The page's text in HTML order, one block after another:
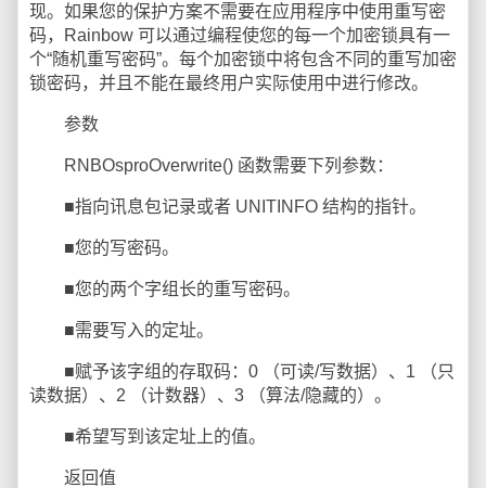
现。如果您的保护方案不需要在应用程序中使用重写密
码，Rainbow 可以通过编程使您的每一个加密锁具有一
个“随机重写密码”。每个加密锁中将包含不同的重写加密
锁密码，并且不能在最终用户实际使用中进行修改。
参数
RNBOsproOverwrite() 函数需要下列参数：
■指向讯息包记录或者 UNITINFO 结构的指针。
■您的写密码。
■您的两个字组长的重写密码。
■需要写入的定址。
■赋予该字组的存取码：0 （可读/写数据）、1 （只
读数据）、2 （计数器）、3 （算法/隐藏的）。
■希望写到该定址上的值。
返回值